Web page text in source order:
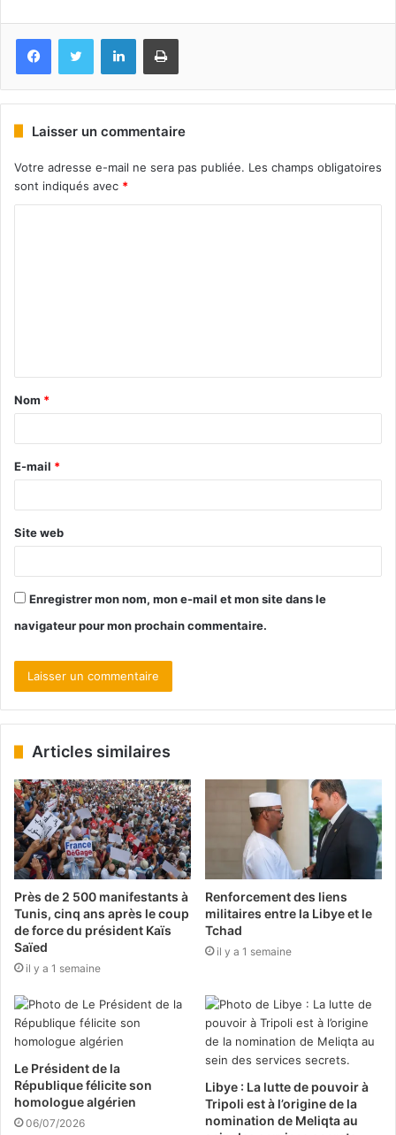
FacebookTwitter LinkedinImprimer
Laisser un commentaire
Votre adresse e-mail ne sera pas publiée. Les champs obligatoires
sont indiqués avec *
Nom *
E-mail *
Site web
Enregistrer mon nom, mon e-mail et mon site dans le
navigateur pour mon prochain commentaire.
Articles similaires
Près de 2 500 manifestants à
Tunis, cinq ans après le coup
de force du président Kaïs
Saïed
il y a 1 semaine
Renforcement des liens
militaires entre la Libye et le
Tchad
il y a 1 semaine
Le Président de la
République félicite son
homologue algérien
06/07/2026
Libye : La lutte de pouvoir à
Tripoli est à l’origine de la
nomination de Meliqta au